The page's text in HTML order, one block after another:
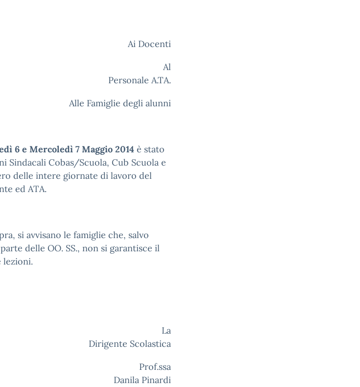
Ai Docenti
Personale A.TA.
Alle Famiglie degli alunni
6 e Mercoledì 7 Maggio 2014 è stato
Sindacali Cobas/Scuola, Cub Scuola e
delle intere giornate di lavoro del
ed ATA.
si avvisano le famiglie che, salvo
delle OO. SS., non si garantisce il
lezioni.
Dirigente Scolastica
Danila Pinardi